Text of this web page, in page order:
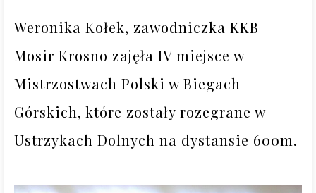
Weronika Kołek, zawodniczka KKB
Mosir Krosno zajęła IV miejsce w
Mistrzostwach Polski w Biegach
Górskich, które zostały rozegrane w
Ustrzykach Dolnych na dystansie 600m.